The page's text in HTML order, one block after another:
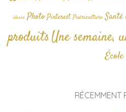
classé Photo Pinterest Puériculture
produitsUne semaine,
École
RÉCEMMENT